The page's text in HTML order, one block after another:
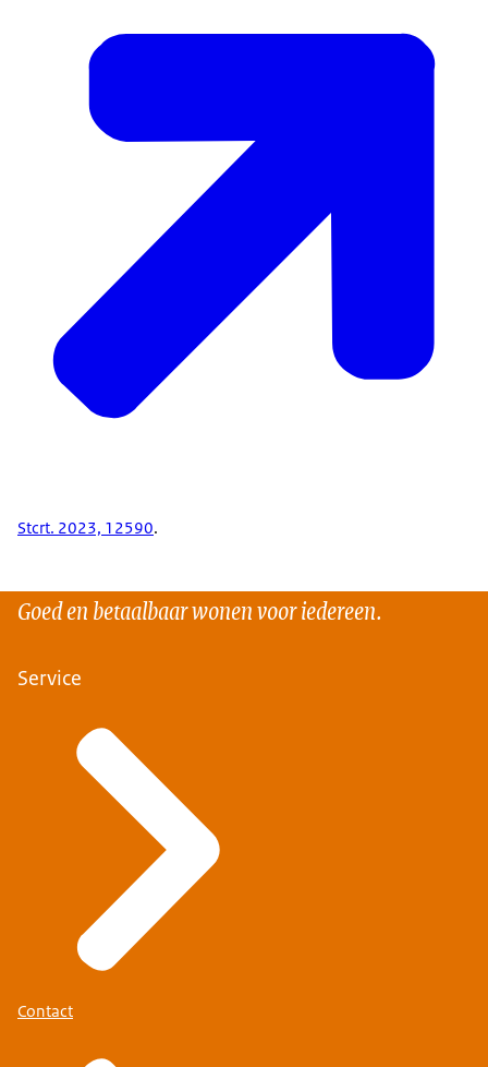
Stcrt. 2023, 12590.
Goed en betaalbaar wonen voor iedereen.
Service
Contact